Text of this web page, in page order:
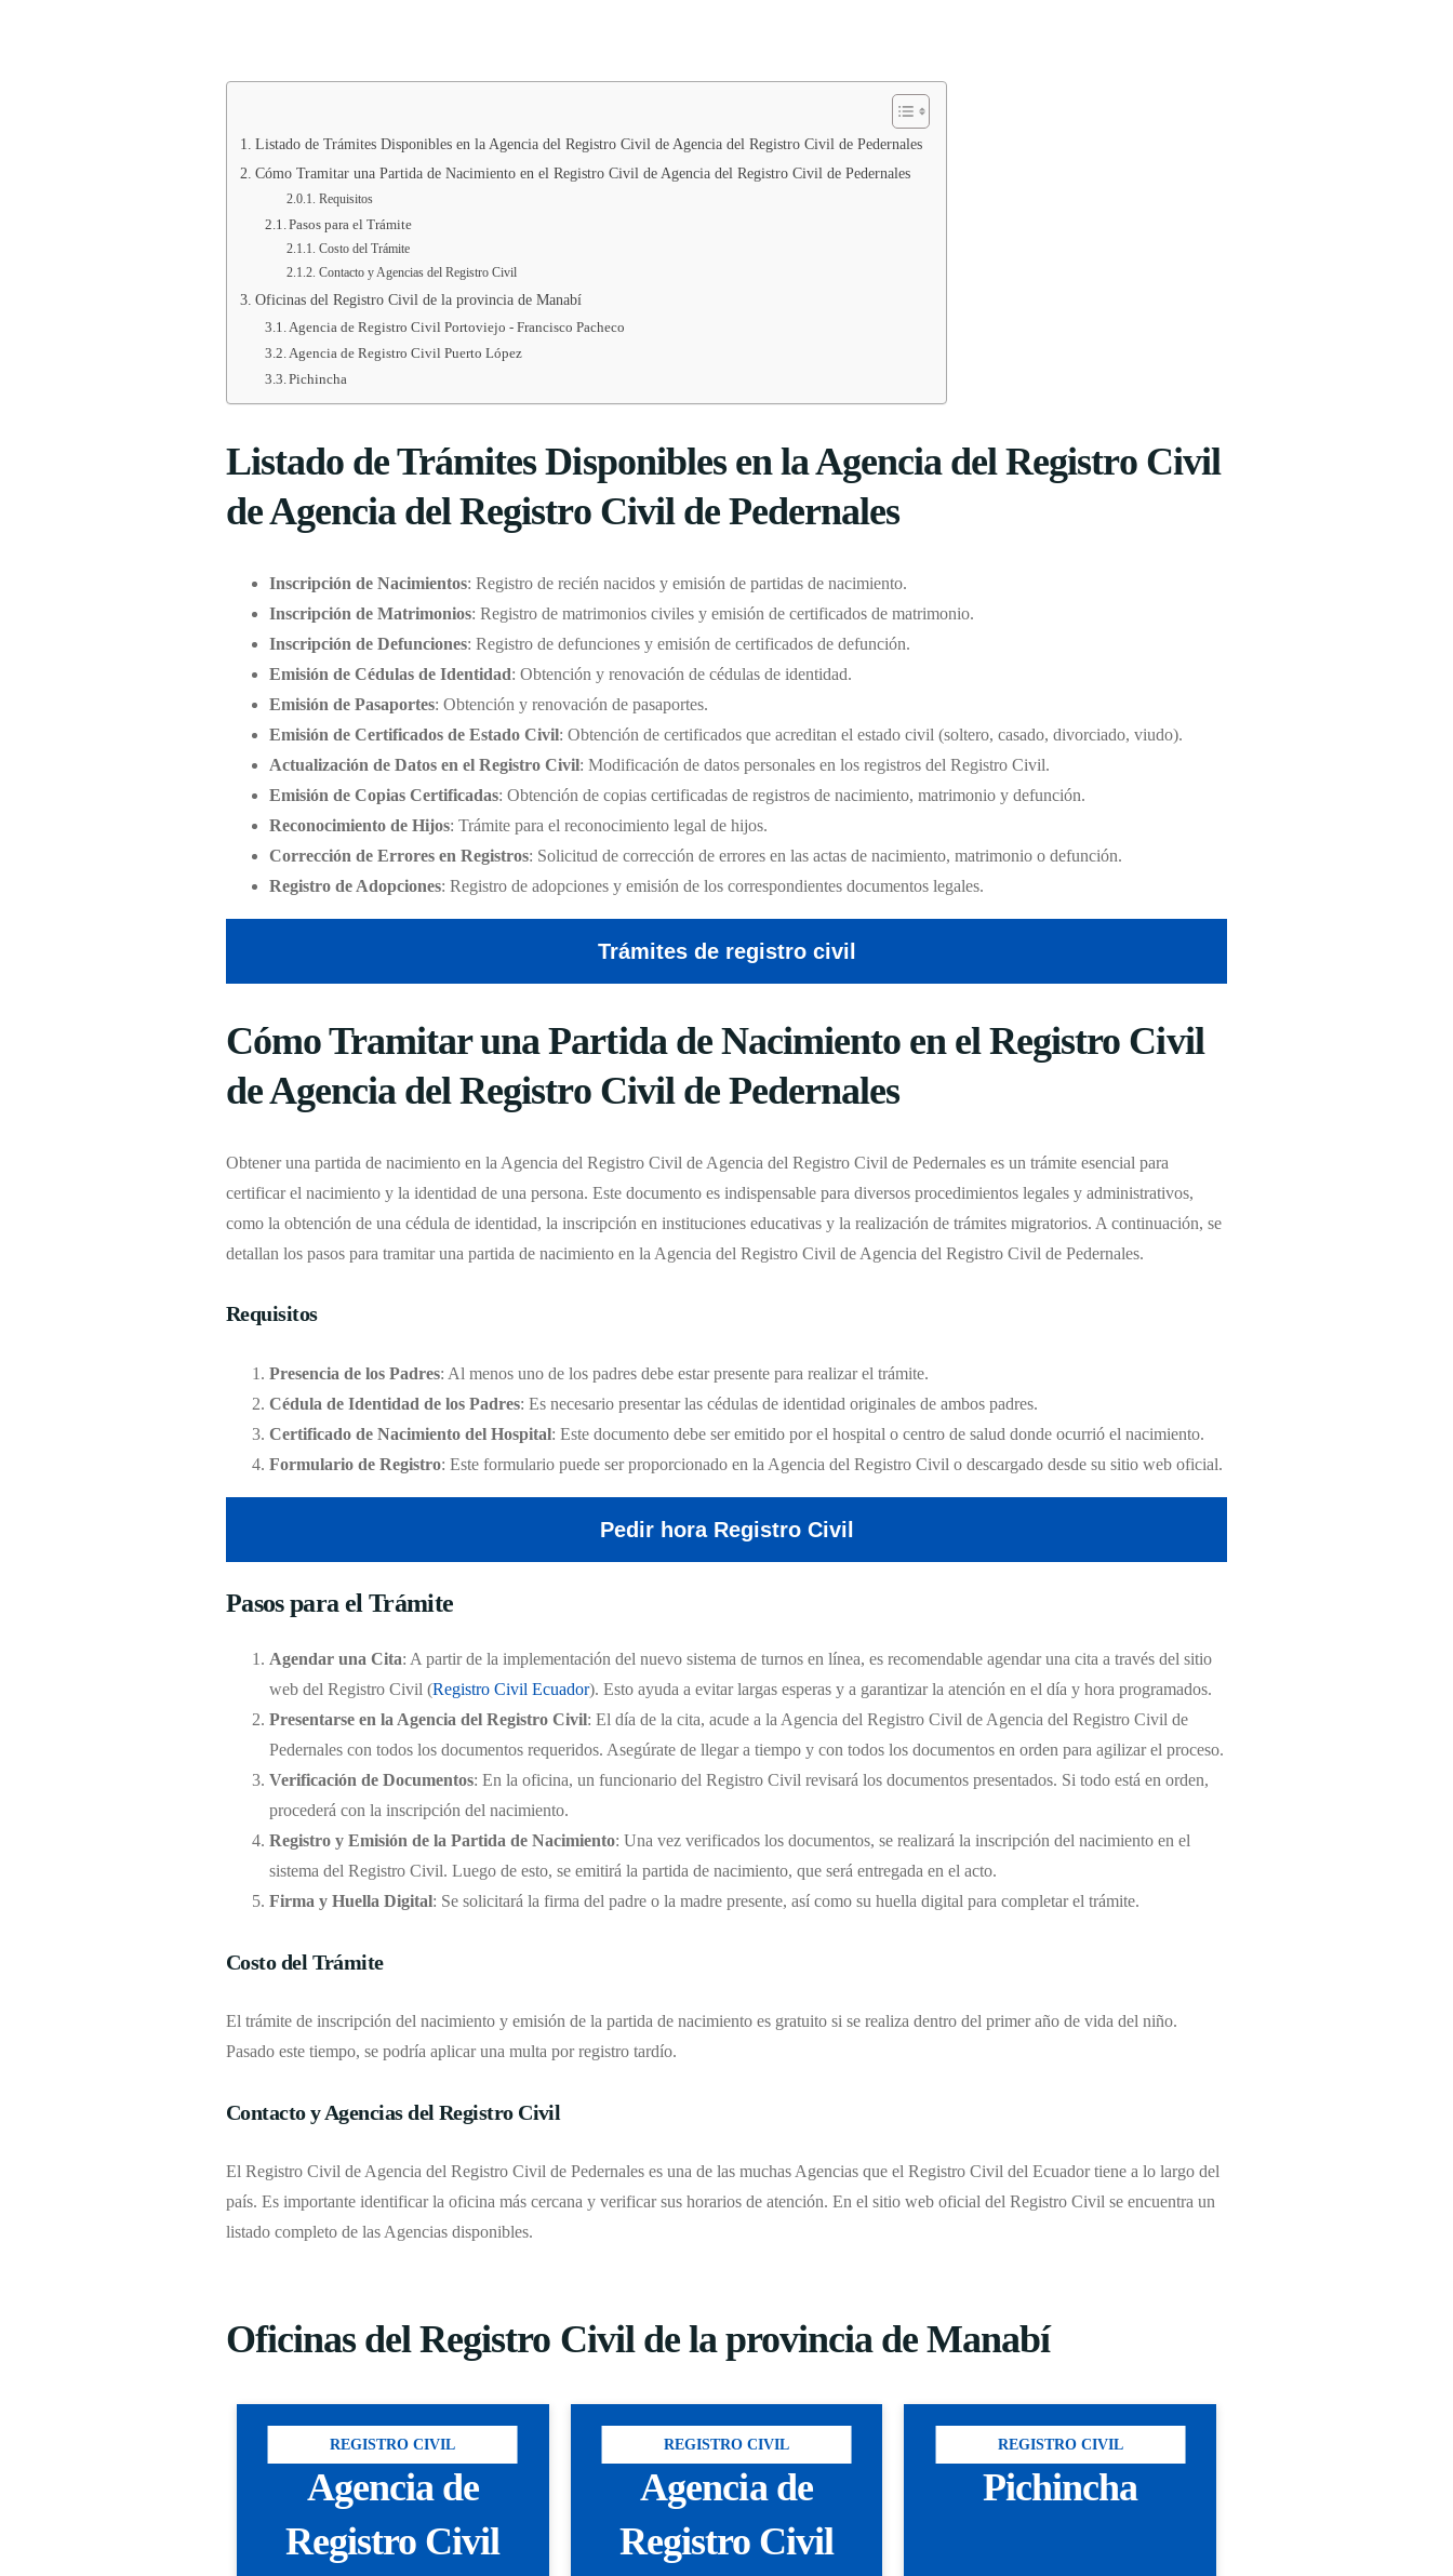
Listado de Trámites Disponibles en la Agencia del Registro Civil de Agencia del Registro Civil de Pedernales
Cómo Tramitar una Partida de Nacimiento en el Registro Civil de Agencia del Registro Civil de Pedernales
Requisitos
Pasos para el Trámite
Costo del Trámite
Contacto y Agencias del Registro Civil
Oficinas del Registro Civil de la provincia de Manabí
Agencia de Registro Civil Portoviejo - Francisco Pacheco
Agencia de Registro Civil Puerto López
Pichincha
Listado de Trámites Disponibles en la Agencia del Registro Civil
de Agencia del Registro Civil de Pedernales
Inscripción de Nacimientos: Registro de recién nacidos y emisión de partidas de nacimiento.
Inscripción de Matrimonios: Registro de matrimonios civiles y emisión de certificados de matrimonio.
Inscripción de Defunciones: Registro de defunciones y emisión de certificados de defunción.
Emisión de Cédulas de Identidad: Obtención y renovación de cédulas de identidad.
Emisión de Pasaportes: Obtención y renovación de pasaportes.
Emisión de Certificados de Estado Civil: Obtención de certificados que acreditan el estado civil (soltero, casado, divorciado, viudo).
Actualización de Datos en el Registro Civil: Modificación de datos personales en los registros del Registro Civil.
Emisión de Copias Certificadas: Obtención de copias certificadas de registros de nacimiento, matrimonio y defunción.
Reconocimiento de Hijos: Trámite para el reconocimiento legal de hijos.
Corrección de Errores en Registros: Solicitud de corrección de errores en las actas de nacimiento, matrimonio o defunción.
Registro de Adopciones: Registro de adopciones y emisión de los correspondientes documentos legales.
Trámites de registro civil
Cómo Tramitar una Partida de Nacimiento en el Registro Civil
de Agencia del Registro Civil de Pedernales
Obtener una partida de nacimiento en la Agencia del Registro Civil de Agencia del Registro Civil de Pedernales es un trámite esencial para
certificar el nacimiento y la identidad de una persona. Este documento es indispensable para diversos procedimientos legales y administrativos,
como la obtención de una cédula de identidad, la inscripción en instituciones educativas y la realización de trámites migratorios. A continuación, se
detallan los pasos para tramitar una partida de nacimiento en la Agencia del Registro Civil de Agencia del Registro Civil de Pedernales.
Requisitos
Presencia de los Padres: Al menos uno de los padres debe estar presente para realizar el trámite.
Cédula de Identidad de los Padres: Es necesario presentar las cédulas de identidad originales de ambos padres.
Certificado de Nacimiento del Hospital: Este documento debe ser emitido por el hospital o centro de salud donde ocurrió el nacimiento.
Formulario de Registro: Este formulario puede ser proporcionado en la Agencia del Registro Civil o descargado desde su sitio web oficial.
Pedir hora Registro Civil
Pasos para el Trámite
Agendar una Cita: A partir de la implementación del nuevo sistema de turnos en línea, es recomendable agendar una cita a través del sitio
web del Registro Civil (Registro Civil Ecuador). Esto ayuda a evitar largas esperas y a garantizar la atención en el día y hora programados.
Presentarse en la Agencia del Registro Civil: El día de la cita, acude a la Agencia del Registro Civil de Agencia del Registro Civil de
Pedernales con todos los documentos requeridos. Asegúrate de llegar a tiempo y con todos los documentos en orden para agilizar el proceso.
Verificación de Documentos: En la oficina, un funcionario del Registro Civil revisará los documentos presentados. Si todo está en orden,
procederá con la inscripción del nacimiento.
Registro y Emisión de la Partida de Nacimiento: Una vez verificados los documentos, se realizará la inscripción del nacimiento en el
sistema del Registro Civil. Luego de esto, se emitirá la partida de nacimiento, que será entregada en el acto.
Firma y Huella Digital: Se solicitará la firma del padre o la madre presente, así como su huella digital para completar el trámite.
Costo del Trámite
El trámite de inscripción del nacimiento y emisión de la partida de nacimiento es gratuito si se realiza dentro del primer año de vida del niño.
Pasado este tiempo, se podría aplicar una multa por registro tardío.
Contacto y Agencias del Registro Civil
El Registro Civil de Agencia del Registro Civil de Pedernales es una de las muchas Agencias que el Registro Civil del Ecuador tiene a lo largo del
país. Es importante identificar la oficina más cercana y verificar sus horarios de atención. En el sitio web oficial del Registro Civil se encuentra un
listado completo de las Agencias disponibles.
Oficinas del Registro Civil de la provincia de Manabí
REGISTRO CIVIL
Agencia de
Registro Civil
REGISTRO CIVIL
Agencia de
Registro Civil
REGISTRO CIVIL
Pichincha